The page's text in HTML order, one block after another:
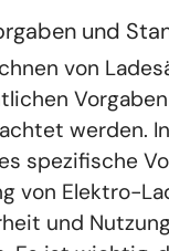
und
von
werden.
spezifische
von Elektro-
und